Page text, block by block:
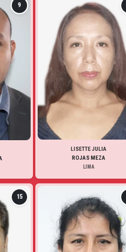
9
LISETTE JULIA
ROJAS MEZA
LIMA
15